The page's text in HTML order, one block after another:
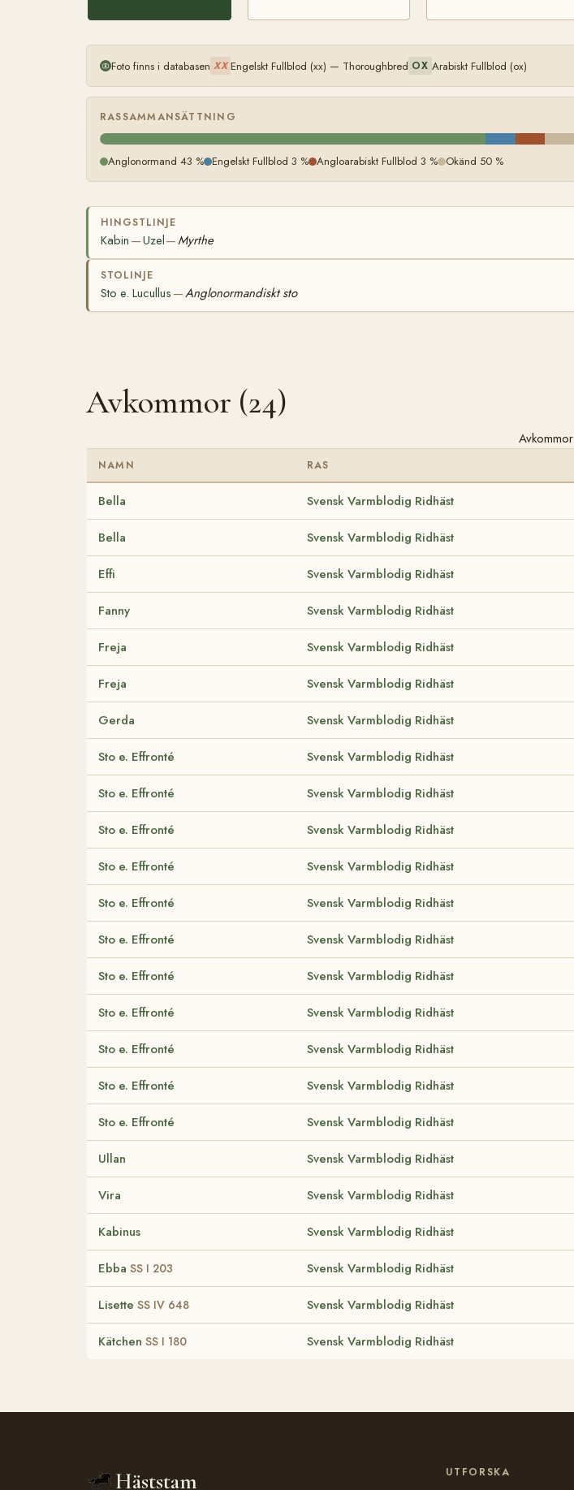
Foto finns i databasen XX Engelskt Fullblod (xx) — Thoroughbred OX Arabiskt Fullblod (ox)
RASSAMMANSÄTTNING
Anglonormand 43 % Engelskt Fullblod 3 % Angloarabiskt Fullblod 3 % Okänd 50 %
HINGSTLINJE
Kabin —Uzel—Myrthe
STOLINJE
Sto e. Lucullus —Anglonormandiskt sto
Avkommor (24)
Avkommor
NAMN RAS
Bella Svensk Varmblodig Ridhäst
Bella Svensk Varmblodig Ridhäst
Effi Svensk Varmblodig Ridhäst
Fanny Svensk Varmblodig Ridhäst
Freja Svensk Varmblodig Ridhäst
Freja Svensk Varmblodig Ridhäst
Gerda Svensk Varmblodig Ridhäst
Sto e. Effronté Svensk Varmblodig Ridhäst
Sto e. Effronté Svensk Varmblodig Ridhäst
Sto e. Effronté Svensk Varmblodig Ridhäst
Sto e. Effronté Svensk Varmblodig Ridhäst
Sto e. Effronté Svensk Varmblodig Ridhäst
Sto e. Effronté Svensk Varmblodig Ridhäst
Sto e. Effronté Svensk Varmblodig Ridhäst
Sto e. Effronté Svensk Varmblodig Ridhäst
Sto e. Effronté Svensk Varmblodig Ridhäst
Sto e. Effronté Svensk Varmblodig Ridhäst
Sto e. Effronté Svensk Varmblodig Ridhäst
Ullan Svensk Varmblodig Ridhäst
Vira Svensk Varmblodig Ridhäst
Kabinus Svensk Varmblodig Ridhäst
Ebba SS I 203 Svensk Varmblodig Ridhäst
Lisette SS IV 648 Svensk Varmblodig Ridhäst
Kätchen SS I 180 Svensk Varmblodig Ridhäst
Häststam UTFORSKA